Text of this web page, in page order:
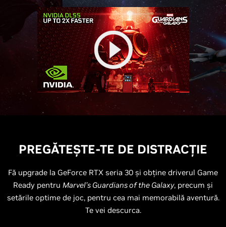
PREGĂTEȘTE-TE DE DISTRACȚIE
Fă upgrade la GeForce RTX seria 30 și obține driverul Game
Ready pentru Marvel’s Guardians of the Galaxy, precum și
setările optime de joc, pentru cea mai memorabilă aventură.
Te vei descurca.